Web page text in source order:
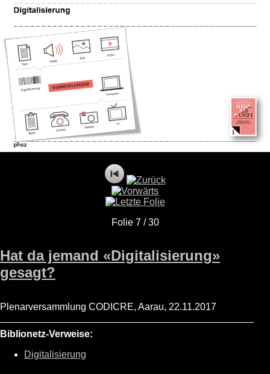
Folie 7 / 30
Hat da jemand «Digitalisierung»
gesagt?
Plenarversammlung CODICRE, Aarau, 22.11.2017
Biblionetz-Verweise:
Digitalisierung